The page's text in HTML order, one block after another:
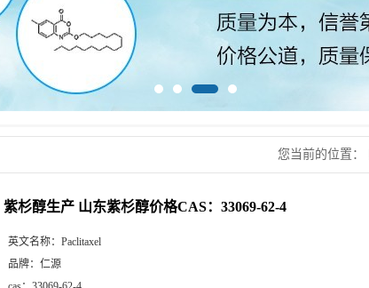
您当前的位置：
紫杉醇生产 山东紫杉醇价格CAS：33069-62-4
英文名称： Paclitaxel
品牌： 仁源